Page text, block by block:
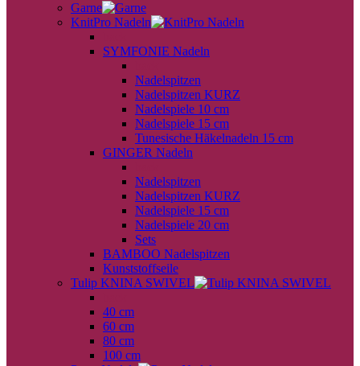
Garne
KnitPro Nadeln
SYMFONIE Nadeln
Nadelspitzen
Nadelspitzen KURZ
Nadelspiele 10 cm
Nadelspiele 15 cm
Tunesische Häkelnadeln 15 cm
GINGER Nadeln
Nadelspitzen
Nadelspitzen KURZ
Nadelspiele 15 cm
Nadelspiele 20 cm
Sets
BAMBOO Nadelspitzen
Kunststoffseile
Tulip KNINA SWIVEL
40 cm
60 cm
80 cm
100 cm